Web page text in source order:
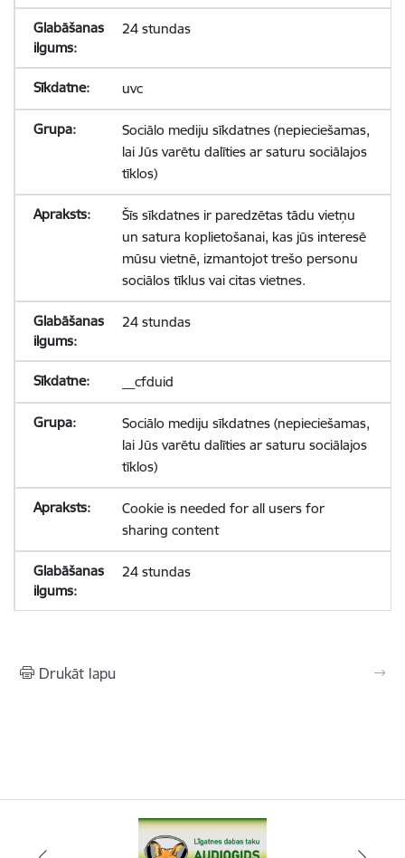
24 stundas
uvc
Sociālo mediju sīkdatnes (nepieciešamas,
lai Jūs varētu dalīties ar saturu sociālajos
tīklos)
Šīs sīkdatnes ir paredzētas tādu vietņu
un satura koplietošanai, kas jūs interesē
mūsu vietnē, izmantojot trešo personu
sociālos tīklus vai citas vietnes.
24 stundas
__cfduid
Sociālo mediju sīkdatnes (nepieciešamas,
lai Jūs varētu dalīties ar saturu sociālajos
tīklos)
Cookie is needed for all users for
sharing content
24 stundas
Drukāt lapu